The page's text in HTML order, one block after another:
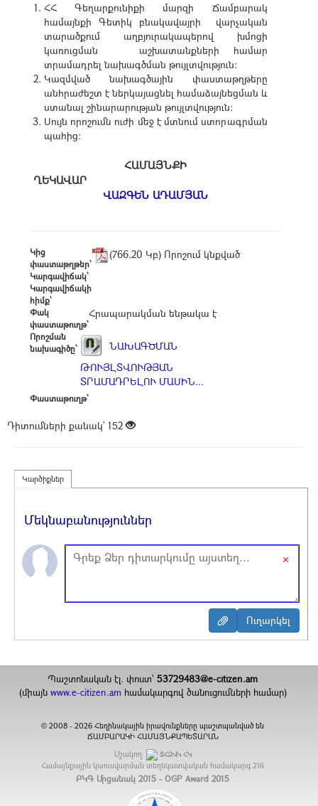
ՀՀ Գեղարքունիքի մարզի Ճամբարակ
համայնքի Գետիկ բնակավայրի վարչական
տարածքում աղբյուրակապերով խմոցի
կառուցման աշխատանքների համար
տրամադրել նախագծման թույլտվություն:
Կազմված նախագծային փաստաթղթերը
անհրաժեշտ է ներկայացնել համաձայնեցման և
ստանալ շինարարության թույլտվություն:
Սույն որոշումն ուժի մեջ է մտնում ստորագրման
պահից:
ՀԱՄԱՅՆՔԻ
ՂԵԿԱՎԱՐ
ՎԱԶԳԵՆ ԱԴԱՄՅԱՆ
Կից
փաստաթղթեր՝
(766.20 Կբ) Որոշում կնքված
Կարգավիճակ՝
Կարգավիճակի
հիմք՝
Փակ
փաստաթուղթ՝
Հրապարակման ենթակա է
Որոշման
նախագիծը՝
ՆԱԽԱԳԾՄԱՆ
ԹՈՒՅԼՏՎՈՒԹՅԱՆ
ՏՐԱՄԱԴՐԵԼՈՒ ՄԱՍԻՆ...
Փաստաթուղթ՝
Դիտումների քանակ` 152
Կարծիքներ
Մեկնաբանություններ
×
Պաշտոնական էլ. փոստ`53729483@e-citizen.am
(միայն www.e-citizen.am համակարգով ծանուցումների համար)
© 2008 -2026 Հեղինակային իրավունքները պաշտպանված են
ՃԱՄԲԱՐԱԿԻ ՀԱՄԱՅՆՔԱՊԵՏԱՐԱՆ
Մշակող
ՏՀԶՎԿ ՀԿ
Համայնքային կառավարման տեղեկատվական համակարգ 216
ԲԿԳ Մրցանակ 2015 - OGP Award 2015